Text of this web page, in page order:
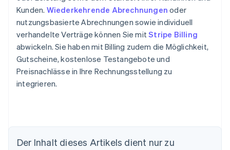
Kunden. Wiederkehrende Abrechnungen oder
nutzungsbasierte Abrechnungen sowie individuell
verhandelte Verträge können Sie mitStripe Billing
abwickeln. Sie haben mit Billing zudem die Möglichkeit,
Gutscheine, kostenlose Testangebote und
Preisnachlässe in Ihre Rechnungsstellung zu
integrieren.
Der Inhalt dieses Artikels dient nur zu